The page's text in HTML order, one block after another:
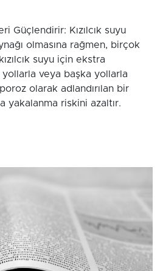
Güçlendirir: Kızılcık suyu
olmasına rağmen, birçok
suyu için ekstra
veya başka yollarla
olarak adlandırılan bir
yakalanma riskini azaltır.